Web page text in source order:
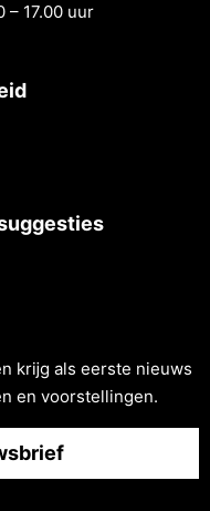
– 17.00 uur
krĳg als eerste nieuws
en voorstellingen.